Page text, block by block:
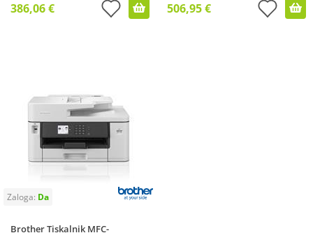
386,06 € 506,95 €
Brother Tiskalnik MFC-